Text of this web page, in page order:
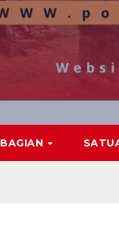
BAGIAN